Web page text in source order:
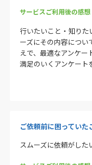
サービスご利用後の感想
行いたいこと・知り
ーズにその内容につい
えで、最適なアンケ
満足のいくアンケート
ご依頼前に困っていた
スムーズに依頼がした